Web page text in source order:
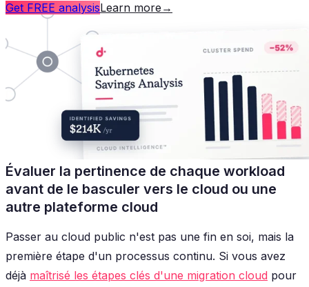
Get FREE analysisLearn more →
Évaluer la pertinence de chaque workload
avant de le basculer vers le cloud ou une
autre plateforme cloud
Passer au cloud public n'est pas une fin en soi, mais la
première étape d'un processus continu. Si vous avez
déjà maîtrisé les étapes clés d'une migration cloud pour